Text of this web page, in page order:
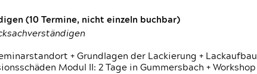
(10 Termine, nicht einzeln buchbar)
+ Grundlagen der Lackierung +
Modul II: 2 Tage in Gummersbach +